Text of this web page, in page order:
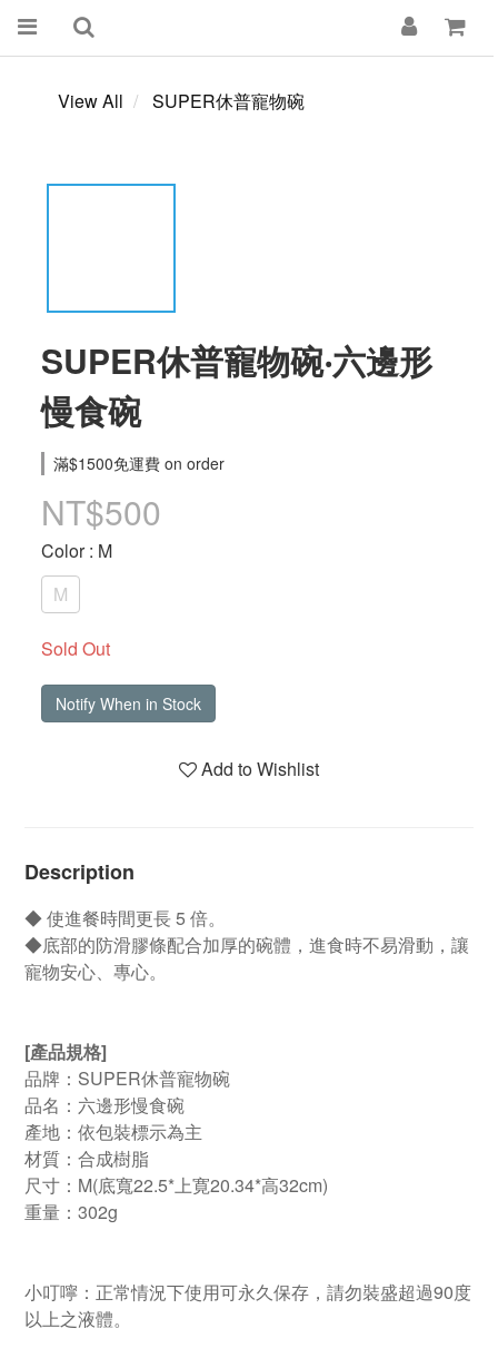
View All SUPER休普寵物碗
SUPER休普寵物碗‧六邊形
慢食碗
滿$1500免運費 on order
NT$500
Color: M
M
Sold Out
Notify When in Stock
Add to Wishlist
Description
◆ 使進餐時間更長 5 倍。
◆底部的防滑膠條配合加厚的碗體，進食時不易滑動，讓
寵物安心、專心。
[產品規格]
品牌：SUPER休普寵物碗
品名：六邊形慢食碗
產地：依包裝標示為主
材質：合成樹脂
尺寸：M(底寬22.5*上寛20.34*高32cm)
重量：302g
小叮嚀：正常情況下使用可永久保存，請勿裝盛超過90度
以上之液體。